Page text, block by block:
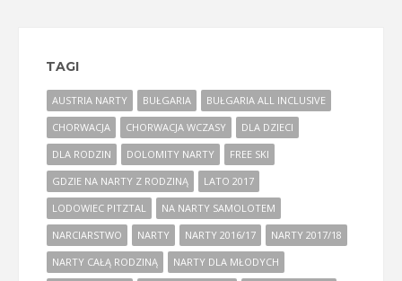
TAGI
AUSTRIA NARTY BUŁGARIA
BUŁGARIA ALL INCLUSIVE
CHORWACJA
CHORWACJA WCZASY
DLA DZIECI
DLA RODZIN
DOLOMITY NARTY
FREE SKI
GDZIE NA NARTY Z RODZINĄ
LATO 2017
LODOWIEC PITZTAL
NA NARTY SAMOLOTEM
NARCIARSTWO
NARTY NARTY 2016/17
NARTY 2017/18
NARTY CAŁĄ RODZINĄ
NARTY DLA MŁODYCH